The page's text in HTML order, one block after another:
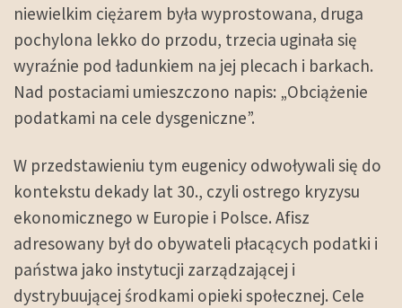
niewielkim ciężarem była wyprostowana, druga
pochylona lekko do przodu, trzecia uginała się
wyraźnie pod ładunkiem na jej plecach i barkach.
Nad postaciami umieszczono napis: „Obciążenie
podatkami na cele dysgeniczne”.
W przedstawieniu tym eugenicy odwoływali się do
kontekstu dekady lat 30., czyli ostrego kryzysu
ekonomicznego w Europie i Polsce. Afisz
adresowany był do obywateli płacących podatki i
państwa jako instytucji zarządzającej i
dystrybuującej środkami opieki społecznej. Cele